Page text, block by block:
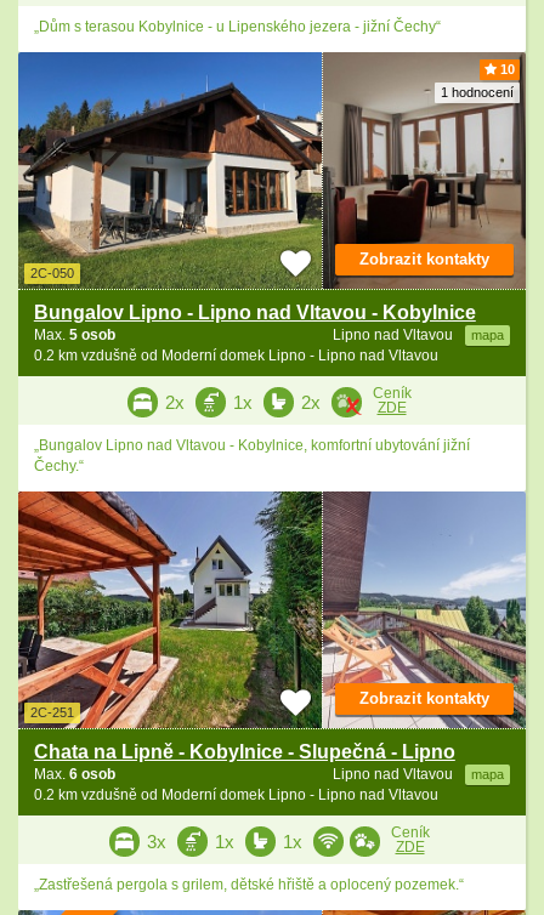
„Dům s terasou Kobylnice - u Lipenského jezera - jižní Čechy“
10
1 hodnocení
2C-050
Bungalov Lipno - Lipno nad Vltavou - Kobylnice
Lipno nad Vltavou mapa
Max. 5 osob
0.2 km vzdušně od Moderní domek Lipno - Lipno nad Vltavou
Zobrazit kontakty
2x 1x 2x
Ceník
ZDE
„Bungalov Lipno nad Vltavou - Kobylnice, komfortní ubytování jižní
Čechy.“
2C-251
Chata na Lipně - Kobylnice - Slupečná - Lipno
Lipno nad Vltavou mapa
Max. 6 osob
0.2 km vzdušně od Moderní domek Lipno - Lipno nad Vltavou
Zobrazit kontakty
3x 1x 1x
Ceník
ZDE
„Zastřešená pergola s grilem, dětské hřiště a oplocený pozemek.“